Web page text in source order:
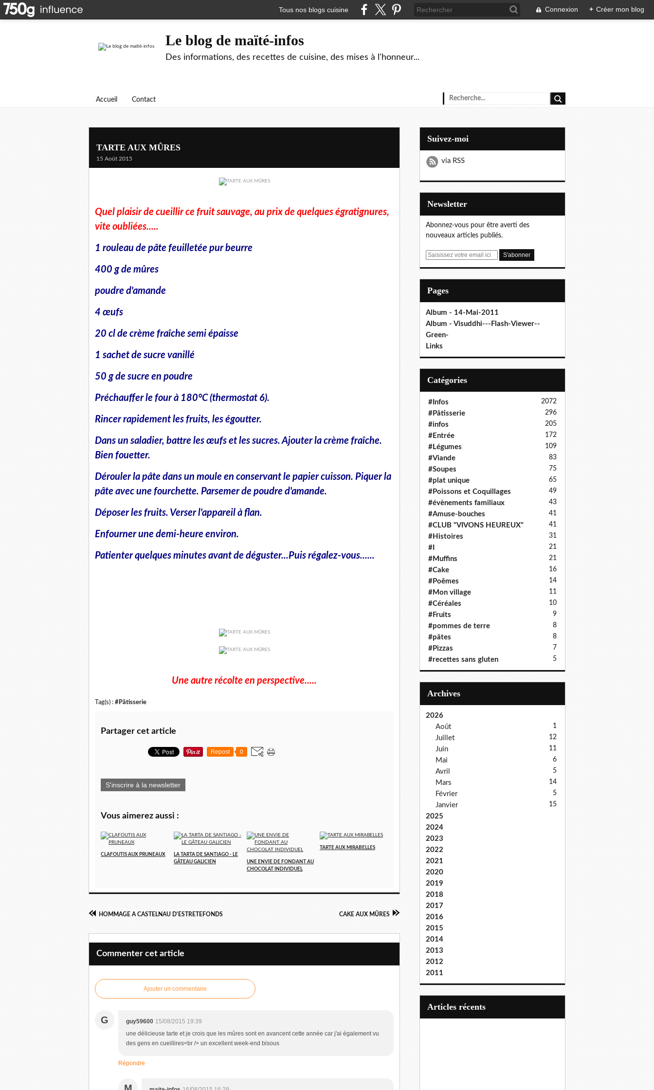
Tous nos blogs cuisine Connexion + Créer mon blog
Le blog de maïté-infos
Des informations, des recettes de cuisine, des mises à l'honneur...
Accueil Contact
TARTE AUX MÛRES
15 Août 2015
Quel plaisir de cueillir ce fruit sauvage, au prix de quelques égratignures,
vite oubliées.....
1 rouleau de pâte feuilletée pur beurre
400 g de mûres
poudre d'amande
4 œufs
20 cl de crème fraîche semi épaisse
1 sachet de sucre vanillé
50 g de sucre en poudre
Préchauffer le four à 180°C (thermostat 6).
Rincer rapidement les fruits, les égoutter.
Dans un saladier, battre les œufs et les sucres. Ajouter la crème fraîche.
Bien fouetter.
Dérouler la pâte dans un moule en conservant le papier cuisson. Piquer la
pâte avec une fourchette. Parsemer de poudre d'amande.
Déposer les fruits. Verser l'appareil à flan.
Enfourner une demi-heure environ.
Patienter quelques minutes avant de déguster...Puis régalez-vous......
Une autre récolte en perspective.....
Tag(s) : #Pâtisserie
Partager cet article
Repost 0
S'inscrire à la newsletter
Vous aimerez aussi :
CLAFOUTIS AUX PRUNEAUX
LA TARTA DE SANTIAGO - LE
GÂTEAU GALICIEN
UNE ENVIE DE FONDANT AU
CHOCOLAT INDIVIDUEL
TARTE AUX MIRABELLES
HOMMAGE A CASTELNAU D'ESTRETEFONDS CAKE AUX MÛRES
Commenter cet article
Ajouter un commentaire
G guy59600 15/08/2015 19:39
une délicieuse tarte et je crois que les mûres sont en avancent cette année car j'ai également vu
des gens en cueillires<br /> un excellent week-end bisous
Répondre
Suivez-moi
via RSS
Newsletter
Abonnez-vous pour être averti des
nouveaux articles publiés.
E
Pages
Album - 14-Mai-2011
Album - Visuddhi---Flash-Viewer--
Green-
Links
Catégories
#Infos 2072
#Pâtisserie 296
#infos 205
#Entrée 172
#Légumes 109
#Viande 83
#Soupes 75
#plat unique 65
#Poissons et Coquillages 49
#évènements familiaux 43
#Amuse-bouches 41
#CLUB "VIVONS HEUREUX" 41
#Histoires 31
#I 21
#Muffins 21
#Cake 16
#Poêmes 14
#Mon village 11
#Céréales 10
#Fruits 9
#pommes de terre 8
#pâtes 8
#Pizzas 7
#recettes sans gluten 5
Archives
2026
Août
1
Juillet 12
Juin 11
Mai 6
Avril 5
Mars 14
Février 5
Janvier 15
2025
2024
2023
2022
2021
2020
2019
2018
2017
2016
2015
2014
2013
2012
2011
articles récents